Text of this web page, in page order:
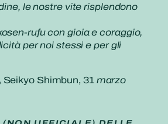
le nostre vite risplendono
rufu con gioia e coraggio,
per noi stessi e per gli
Seikyo Shimbun, 31 marzo